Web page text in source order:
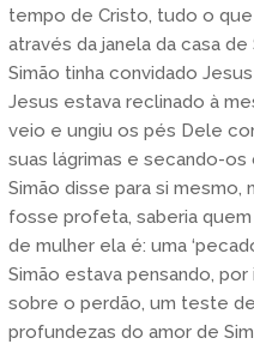
tempo de Cristo, tudo o
através da janela da casa
Simão tinha convidado
Jesus estava reclinado à
veio e ungiu os pés Dele
suas lágrimas e secando-
Simão disse para si mesmo,
fosse profeta, saberia
de mulher ela é: uma
Simão estava pensando,
sobre o perdão, um teste
profundezas do amor de